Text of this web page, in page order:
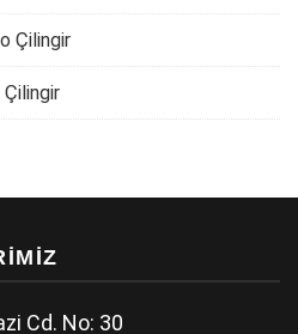
Çilingir
Çilingir
Cd. No: 30